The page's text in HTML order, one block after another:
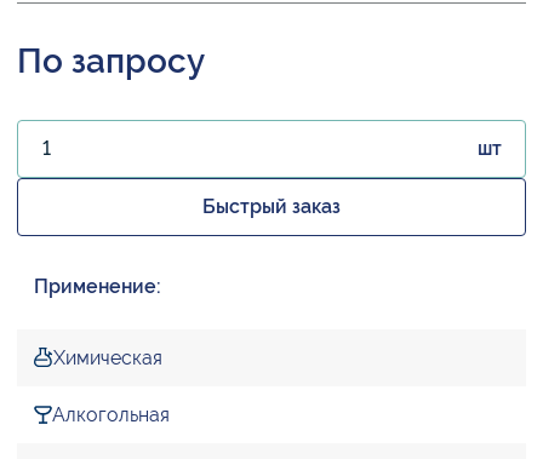
По запросу
шт
Быстрый заказ
Применение:
Химическая
Алкогольная